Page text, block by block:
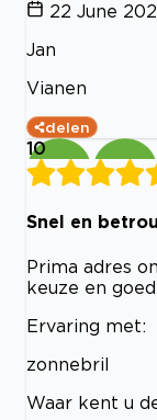
22 June
Jan
Vianen
delen
10
Snel en
Prima adres
keuze en
Ervaring met:
zonnebril
Waar kent u